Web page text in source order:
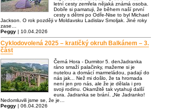
letní cesty zemřela nějaká známá osoba.
Dobře si pamatuji, že během naší první
cesty s dětmi po Odře-Nise to byl Michael
Jackson. O rok později v Moldavsku Ladislav Smoljak. Jiné roky
zase…
Peggy | 10.04.2026
Cyklodovolená 2025 – kratičký okruh Balkánem – 3.
část
Černá Hora - Durmitor 5. denJadranka
ráno smaží palačinky, mažeme si je
nutelou a domácí marmeládou, padají do
nás jak... Než mi došlo, že ta hromada
není jen pro nás, ale že je dělala i pro
svoji rodinu. Okamžitě tak vytahuji další
eura. Jadranka se brání. „Ne Jadranko!
Nedomluvili jsme se, že je…
Peggy | 06.04.2026